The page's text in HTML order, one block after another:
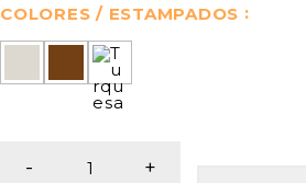
COLORES / ESTAMPADOS